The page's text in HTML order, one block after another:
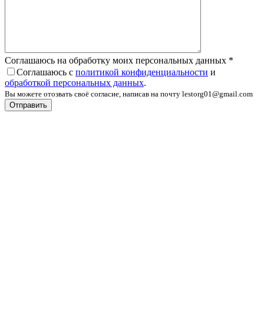
Соглашаюсь на обработку моих персональных данных *
Соглашаюсь с политикой конфиденциальности и
обработкой персональных данных.
Вы можете отозвать своё согласие, написав на почту lestorg01@gmail.com